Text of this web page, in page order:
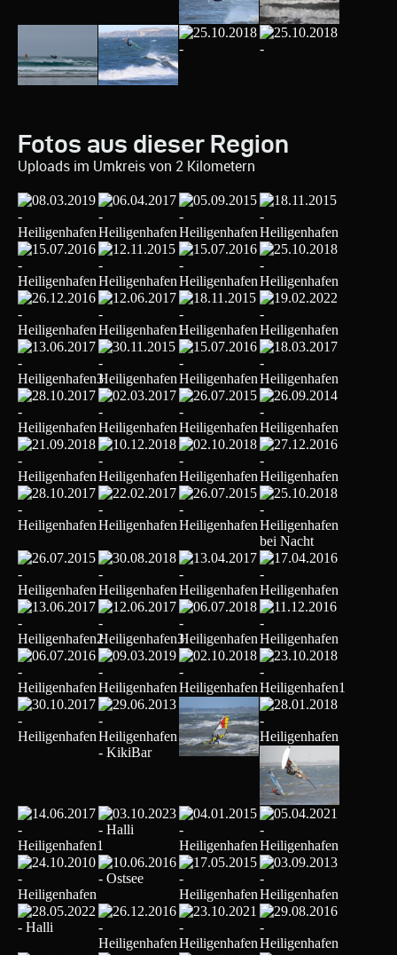
Fotos aus dieser Region
Uploads im Umkreis von 2 Kilometern